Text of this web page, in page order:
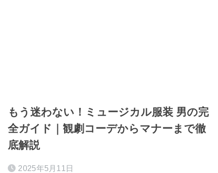
もう迷わない！ミュージカル服装 男の完
全ガイド｜観劇コーデからマナーまで徹
底解説
2025年5月11日